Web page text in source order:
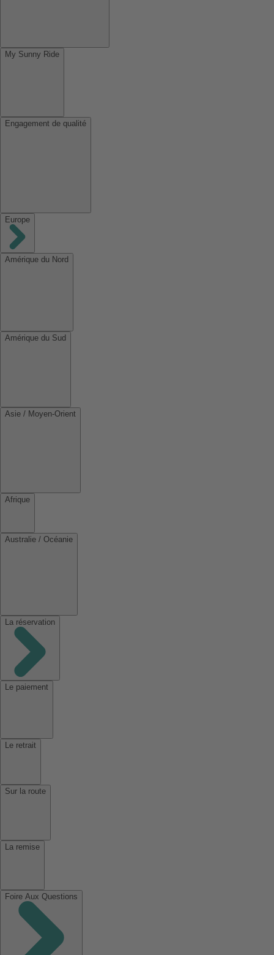
My Sunny Ride
Engagement de qualité
Europe
Amérique du Nord
Amérique du Sud
Asie / Moyen-Orient
Afrique
Australie / Océanie
La réservation
Le paiement
Le retrait
Sur la route
La remise
Foire Aux Questions